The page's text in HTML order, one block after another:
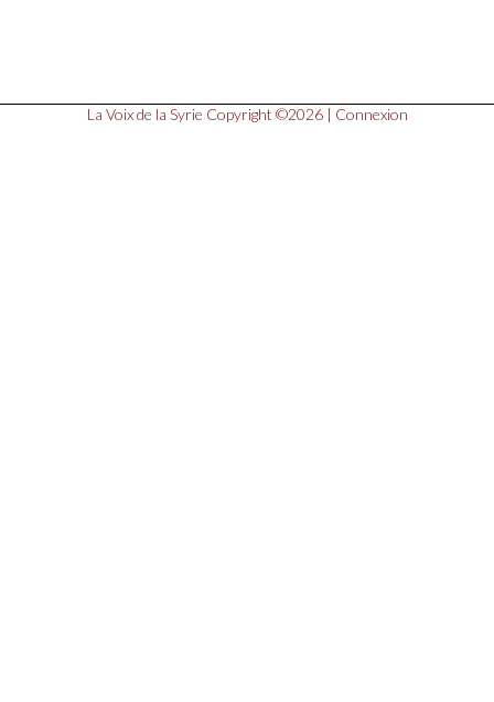
La Voix de la Syrie Copyright ©2026 | Connexion